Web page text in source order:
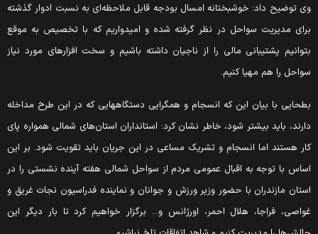
توضیح داد: خوشبختانه امسال بودجه قابل ملاحظه‌ای به نسبت ادوار گذشته
مدیریت سواحل در نظر گرفته شده و امیدواریم که با تخصیص به موقع
پشتیبانی مالی را از ناجیان داشته باشیم و سخت افزارهای مورد نیاز
را هم مهیا کنیم.
با بیان این که انسجام و همگرایی دستگاههایی که در این طرح مداخله
باید بیشتر شود، خاطر نشان کرد: استانداران استان‌های شمالی همواره پای
هستند اما انسجام و تشریک مساعی در این جریان باید تقویت شود. بر این
با توجه به اقبال عمومی مردم از سواحل شمالی هفته آینده نشستی را در
مازندران با حضور وزیر ورزش و جوانان و نماینده فدراسیون نجات غریق و
فراجا، هلال احمر، اورژانس و... برگزار خواهیم کرد تا بار دیگر این